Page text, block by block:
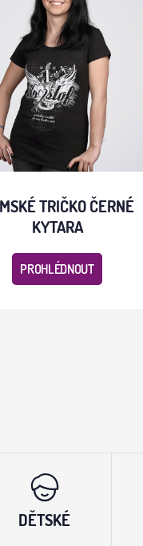
TRIČKO ČERNÉ
KYTARA
PROHLÉDNOUT
DĚTSKÉ